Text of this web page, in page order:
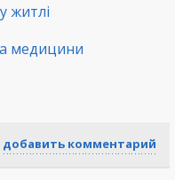
житлі
медицини
добавить комментарий